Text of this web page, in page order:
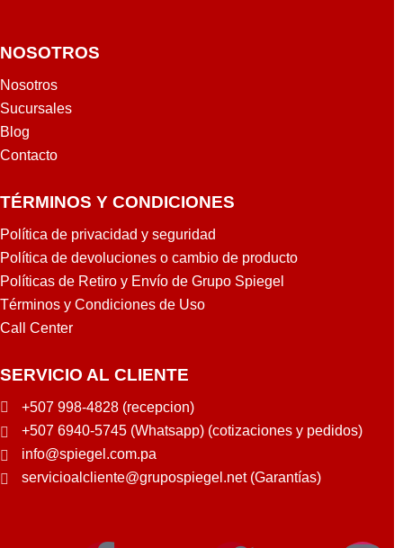
NOSOTROS
Nosotros
Sucursales
Blog
Contacto
TÉRMINOS Y CONDICIONES
Política de privacidad y seguridad
Política de devoluciones o cambio de producto
Políticas de Retiro y Envío de Grupo Spiegel
Términos y Condiciones de Uso
Call Center
SERVICIO AL CLIENTE
+507 998-4828 (recepcion)
+507 6940-5745 (Whatsapp) (cotizaciones y pedidos)
info@spiegel.com.pa
servicioalcliente@grupospiegel.net (Garantías)